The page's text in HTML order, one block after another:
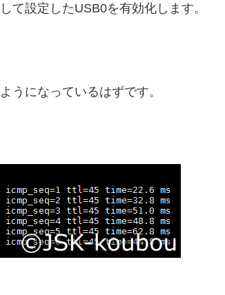
て設定したUSB0を有効化します。
うになっているはずです。